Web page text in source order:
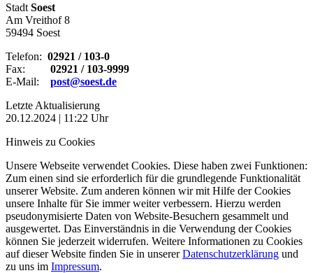
Stadt Soest
Am Vreithof 8
59494 Soest
Telefon: 02921 / 103-0
Fax: 02921 / 103-9999
E-Mail: post@soest.de
Letzte Aktualisierung
20.12.2024 | 11:22 Uhr
Hinweis zu Cookies
Unsere Webseite verwendet Cookies. Diese haben zwei Funktionen:
Zum einen sind sie erforderlich für die grundlegende Funktionalität
unserer Website. Zum anderen können wir mit Hilfe der Cookies
unsere Inhalte für Sie immer weiter verbessern. Hierzu werden
pseudonymisierte Daten von Website-Besuchern gesammelt und
ausgewertet. Das Einverständnis in die Verwendung der Cookies
können Sie jederzeit widerrufen. Weitere Informationen zu Cookies
auf dieser Website finden Sie in unsererDatenschutzerklärung und
zu uns im Impressum.